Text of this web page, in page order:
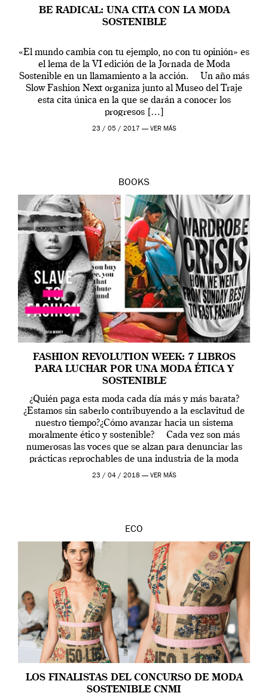
BE RADICAL: UNA CITA CON LA MODA
SOSTENIBLE
«El mundo cambia con tu ejemplo, no con tu opinión» es
el lema de la VI edición de la Jornada de Moda
Sostenible en un llamamiento a la acción. Un año más
Slow Fashion Next organiza junto al Museo del Traje
esta cita única en la que se darán a conocer los
progresos […]
23 / 05 / 2017 — VER MÁS
BOOKS
FASHION REVOLUTION WEEK: 7 LIBROS
PARA LUCHAR POR UNA MODA ÉTICA Y
SOSTENIBLE
¿Quién paga esta moda cada día más y más barata?
¿Estamos sin saberlo contribuyendo a la esclavitud de
nuestro tiempo?¿Cómo avanzar hacia un sistema
moralmente ético y sostenible? Cada vez son más
numerosas las voces que se alzan para denunciar las
prácticas reprochables de una industria de la moda
contaminante y discriminatoria. Una industria […]
23 / 04 / 2018 — VER MÁS
ECO
LOS FINALISTAS DEL CONCURSO DE MODA
SOSTENIBLE CNMI